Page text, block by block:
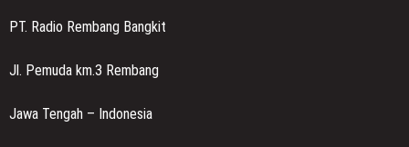
PT. Radio Rembang Bangkit
Jl. Pemuda km.3 Rembang
Jawa Tengah – Indonesia